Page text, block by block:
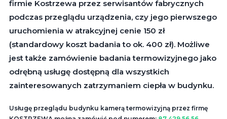
firmie Kostrzewa przez serwisantów fabrycznych
podczas przeglądu urządzenia, czy jego pierwszego
uruchomienia w atrakcyjnej cenie 150 zł
(standardowy koszt badania to ok. 400 zł). Możliwe
jest także zamówienie badania termowizyjnego jako
odrębną usługę dostępną dla wszystkich
zainteresowanych zatrzymaniem ciepła w budynku.
Usługę przeglądu budynku kamerą termowizyjną przez firmę